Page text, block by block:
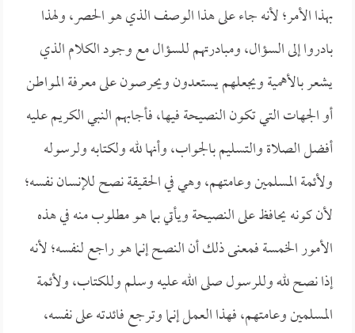
بهذا الأمر؛ لأنه جاء على هذا الوصف الذي هو الحصر، ولهذا
بادروا إلى السؤال، ومبادرتهم للسؤال مع وجود الكلام الذي
يشعر بالأهمية ويجعلهم يستعدون ويحرصون على معرفة المواطن
أو الجهات التي تكون النصيحة فيها، فأجابهم النبي الكريم عليه
أفضل الصلاة والتسليم بالجواب، وأنها لله ولكتابه ولرسوله
ولأئمة المسلمين وعامتهم، وهي في الحقيقة نصح للإنسان نفسه؛
لأن كونه يحافظ على النصيحة ويأتي بما هو مطلوب منه في هذه
الأمور الخمسة فمعنى ذلك أن النصح إنما هو راجع لنفسه؛ لأنه
إذا نصح لله وللرسول صلى الله عليه وسلم وللكتاب، ولأئمة
المسلمين وعامتهم، فهذا العمل إنما وترجع فائدته على نفسه،